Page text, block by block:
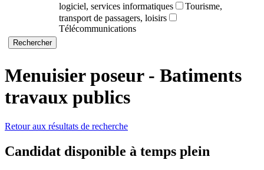
logiciel, services informatiques
Tourisme,
transport de passagers, loisirs
Télécommunications
Menuisier poseur - Batiments
travaux publics
Retour aux résultats de recherche
Candidat disponible à temps plein